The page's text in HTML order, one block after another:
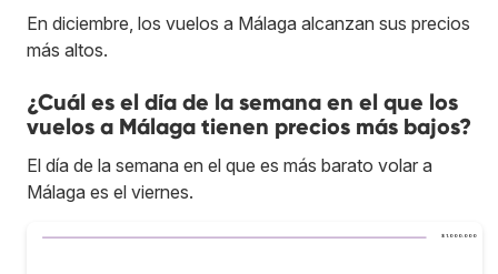
En diciembre, los vuelos a Málaga alcanzan sus precios
más altos.
¿Cuál es el día de la semana en el que los
vuelos a Málaga tienen precios más bajos?
El día de la semana en el que es más barato volar a
Málaga es el viernes.
$ 1.000.000